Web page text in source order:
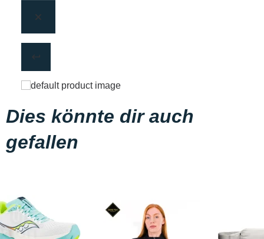
Dies könnte dir auch
gefallen